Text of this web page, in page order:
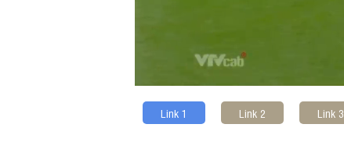
Link 1 Link 2 Link 3